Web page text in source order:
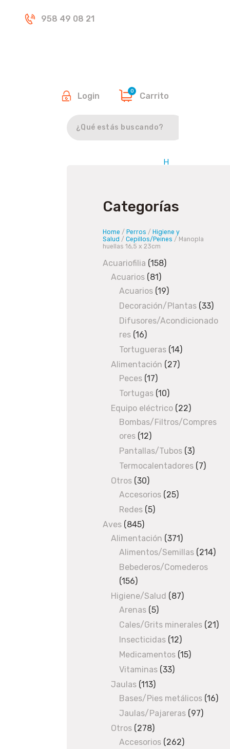
958 49 08 21
Login Carrito
0
Tienda
H
e
/P
r
o
/
i
g
n
e
S
a
l
e
i
o
s
/
i
e
s
/ Manopla
huellas
16,5
23cm
Categorías
Home /Perros /Higiene y
Salud /Cepillos/Peines / Manopla
huellas 16,5 x 23cm
Acuariofilia 158158
Acuarios 8181
products
Acuarios 1919
products
Decoración/Plantas 3333
Difusores/Acondicionado
res 1616
products
Tortugueras 1414
Alimentación 2727
Peces 1717
products
Tortugas 1010
products
Equipo eléctrico 2222
products
Bombas/Filtros/Compres
ores 1212
products
Pantallas/Tubos 33
products
Termocalentadores 77
Otros 3030
products
Accesorios 2525
Redes 55
Aves 845845
products
Alimentación 371371
products
Alimentos/Semillas 214214
Bebederos/Comederos
156156
products
Higiene/Salud 8787
Arenas 55
products
Cales/Grits minerales 2121
Insecticidas 1212
products
Medicamentos 1515
Vitaminas 3333
Jaulas 113113
products
Bases/Pies metálicos 1616
Jaulas/Pajareras 9797
Otros 278278
products
Accesorios 262262